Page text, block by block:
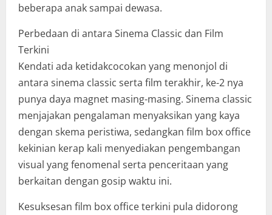
beberapa anak sampai dewasa.
Perbedaan di antara Sinema Classic dan Film
Terkini
Kendati ada ketidakcocokan yang menonjol di
antara sinema classic serta film terakhir, ke-2 nya
punya daya magnet masing-masing. Sinema classic
menjajakan pengalaman menyaksikan yang kaya
dengan skema peristiwa, sedangkan film box office
kekinian kerap kali menyediakan pengembangan
visual yang fenomenal serta penceritaan yang
berkaitan dengan gosip waktu ini.
Kesuksesan film box office terkini pula didorong